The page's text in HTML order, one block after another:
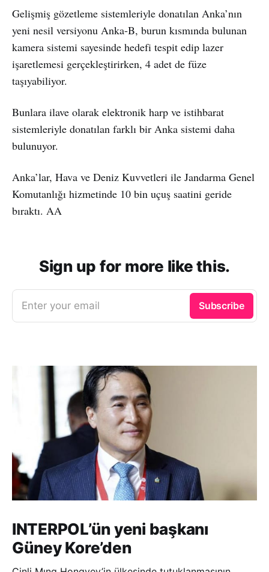
Gelişmiş gözetleme sistemleriyle donatılan Anka’nın
yeni nesil versiyonu Anka-B, burun kısmında bulunan
kamera sistemi sayesinde hedefi tespit edip lazer
işaretlemesi gerçekleştirirken, 4 adet de füze
taşıyabiliyor.
Bunlara ilave olarak elektronik harp ve istihbarat
sistemleriyle donatılan farklı bir Anka sistemi daha
bulunuyor.
Anka’lar, Hava ve Deniz Kuvvetleri ile Jandarma Genel
Komutanlığı hizmetinde 10 bin uçuş saatini geride
bıraktı. AA
Sign up for more like this.
Enter your email Subscribe
INTERPOL’ün yeni başkanı
Güney Kore’den